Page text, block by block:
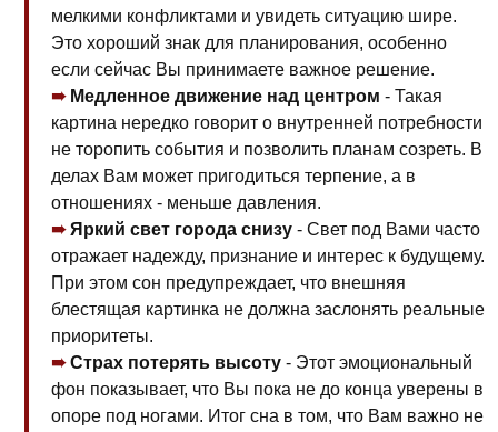
мелкими конфликтами и увидеть ситуацию шире.
Это хороший знак для планирования, особенно
если сейчас Вы принимаете важное решение.
Медленное движение над центром - Такая
картина нередко говорит о внутренней потребности
не торопить события и позволить планам созреть. В
делах Вам может пригодиться терпение, а в
отношениях - меньше давления.
Яркий свет города снизу - Свет под Вами часто
отражает надежду, признание и интерес к будущему.
При этом сон предупреждает, что внешняя
блестящая картинка не должна заслонять реальные
приоритеты.
Страх потерять высоту - Этот эмоциональный
фон показывает, что Вы пока не до конца уверены в
опоре под ногами. Итог сна в том, что Вам важно не